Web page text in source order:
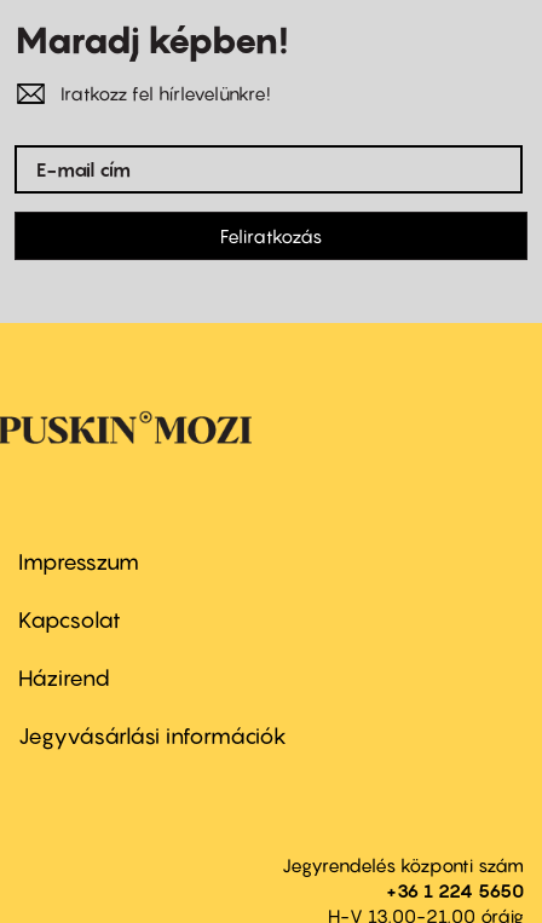
Maradj képben!
Iratkozz fel hírlevelünkre!
Feliratkozás
Footer
first
Impresszum
Kapcsolat
Footer
second
Házirend
Jegyvásárlási információk
Jegyrendelés központi szám
+36 1 224 5650
H-V 13.00-21.00 óráig